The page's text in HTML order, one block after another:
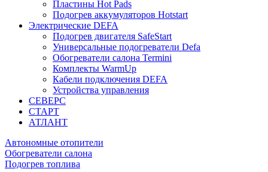
Пластины Hot Pads
Подогрев аккумуляторов Hotstart
Электрические DEFA
Подогрев двигателя SafeStart
Универсальные подогреватели Defa
Обогреватели салона Termini
Комплекты WarmUp
Кабели подключения DEFA
Устройства управления
СЕВЕРС
СТАРТ
АТЛАНТ
Автономные отопители
Обогреватели салона
Подогрев топлива